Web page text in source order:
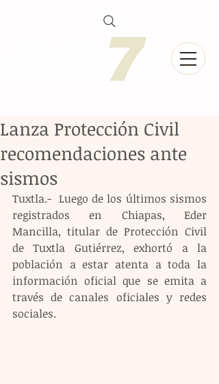
Lanza Protección Civil
recomendaciones ante
sismos
Tuxtla.-  Luego de los últimos sismos
registrados en Chiapas, Eder
Mancilla, titular de Protección Civil
de Tuxtla Gutiérrez, exhortó a la
población a estar atenta a toda la
información oficial que se emita a
través de canales oficiales y redes
sociales.